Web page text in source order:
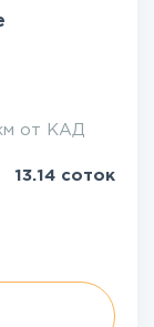
от КАД
13.14 соток